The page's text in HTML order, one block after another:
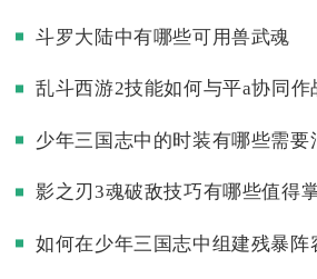
斗罗大陆中有哪些可用兽武魂
乱斗西游2技能如何与平a协同作
影之刃3魂破敌技巧有哪些值得
如何在少年三国志中组建残暴阵